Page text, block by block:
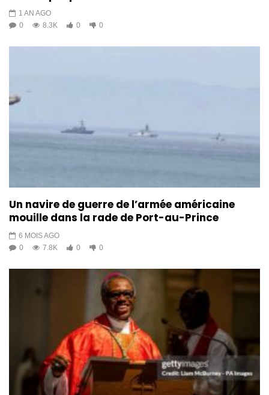
1 AN AGO
0
8.3K 0 0
Un navire de guerre de l’armée américaine
mouille dans la rade de Port-au-Prince
6 MOIS AGO
0
7.8K 0 0